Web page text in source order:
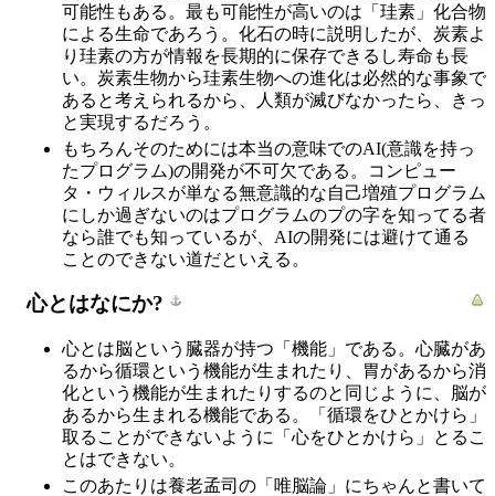
可能性もある。最も可能性が高いのは「珪素」化合物
による生命であろう。化石の時に説明したが、炭素よ
り珪素の方が情報を長期的に保存できるし寿命も長
い。炭素生物から珪素生物への進化は必然的な事象で
あると考えられるから、人類が滅びなかったら、きっ
と実現するだろう。
もちろんそのためには本当の意味でのAI(意識を持っ
たプログラム)の開発が不可欠である。コンピュー
タ・ウィルスが単なる無意識的な自己増殖プログラム
にしか過ぎないのはプログラムのプの字を知ってる者
なら誰でも知っているが、AIの開発には避けて通る
ことのできない道だといえる。
心とはなにか?
心とは脳という臓器が持つ「機能」である。心臓があ
るから循環という機能が生まれたり、胃があるから消
化という機能が生まれたりするのと同じように、脳が
あるから生まれる機能である。「循環をひとかけら」
取ることができないように「心をひとかけら」とるこ
とはできない。
このあたりは養老孟司の「唯脳論」にちゃんと書いて